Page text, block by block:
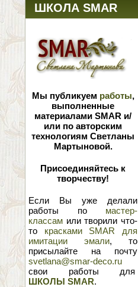
ШКОЛА SMAR
Мы публикуем работы,
выполненные
материалами SMAR и/
или по авторским
технологиям Светланы
Мартыновой.
Присоединяйтесь к
творчеству!
Если Вы уже делали
работы по мастер-
классам или творили что-
то красками SMAR для
имитации эмали, то
присылайте на почту
svetlana@smar-deco.ru
свои работы для
ШКОЛЫ SMAR.